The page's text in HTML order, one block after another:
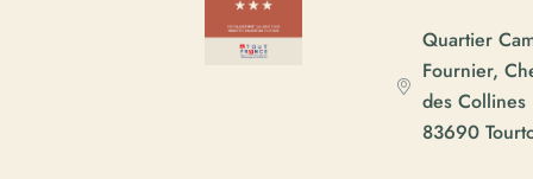
Quartier
Fournier,
des Collines
83690